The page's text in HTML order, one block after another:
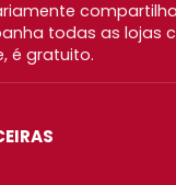
todas as lojas
é gratuito.